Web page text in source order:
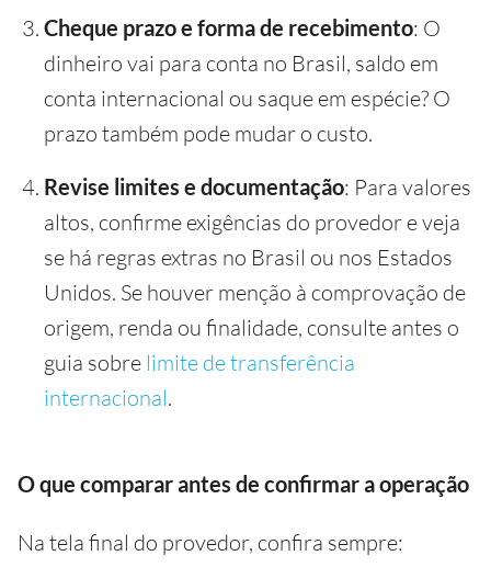
Cheque prazo e forma de recebimento: O
dinheiro vai para conta no Brasil, saldo em
conta internacional ou saque em espécie? O
prazo também pode mudar o custo.
Revise limites e documentação: Para valores
altos, confirme exigências do provedor e veja
se há regras extras no Brasil ou nos Estados
Unidos. Se houver menção à comprovação de
origem, renda ou finalidade, consulte antes o
guia sobre limite de transferência
internacional.
O que comparar antes de confirmar a operação
Na tela final do provedor, confira sempre: